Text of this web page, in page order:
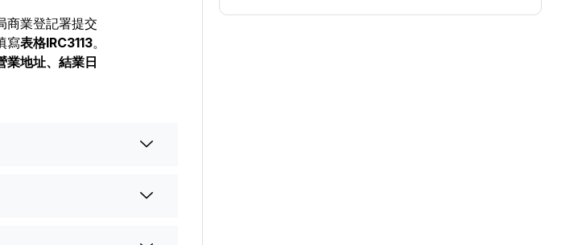
商業登記署提交
寫表格IRC3113。
業地址、結業日